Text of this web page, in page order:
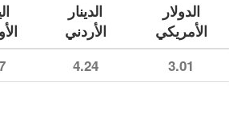
الدولار
الأمريكي
الدينار
الأردني
3.01
4.24